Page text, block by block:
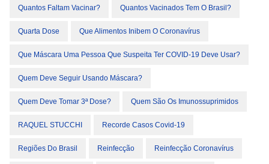
Quantos Faltam Vacinar? Quantos Vacinados Tem O Brasil?
Quarta Dose Que Alimentos Inibem O Coronavírus
Que Máscara Uma Pessoa Que Suspeita Ter COVID-19 Deve Usar?
Quem Deve Seguir Usando Máscara?
Quem Deve Tomar 3ª Dose? Quem São Os Imunossuprimidos
RAQUEL STUCCHI Recorde Casos Covid-19
Regiões Do Brasil Reinfecção Reinfecção Coronavírus